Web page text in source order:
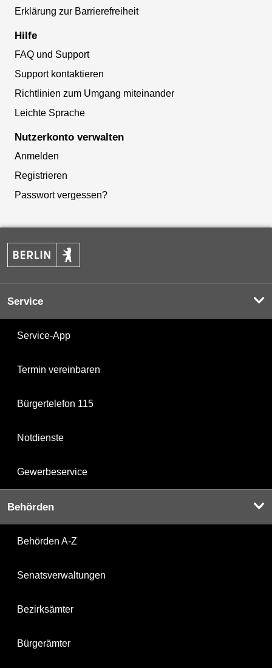
Erklärung zur Barrierefreiheit
Hilfe
FAQ und Support
Support kontaktieren
Richtlinien zum Umgang miteinander
Leichte Sprache
Nutzerkonto verwalten
Anmelden
Registrieren
Passwort vergessen?
Service
Service-App
Termin vereinbaren
Bürgertelefon 115
Notdienste
Gewerbeservice
Behörden
Behörden A-Z
Senatsverwaltungen
Bezirksämter
Bürgerämter